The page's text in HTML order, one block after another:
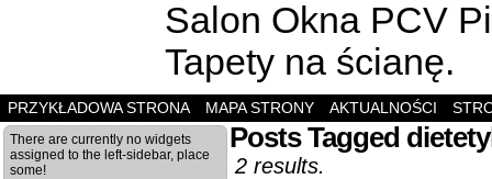
Salon Okna PCV
Tapety na ścianę.
PRZYKŁADOWA STRONA MAPA STRONY AKTUALNOŚCI
There are currently no widgets
assigned to the left-sidebar, place
some!
Posts Tagged
2 results.